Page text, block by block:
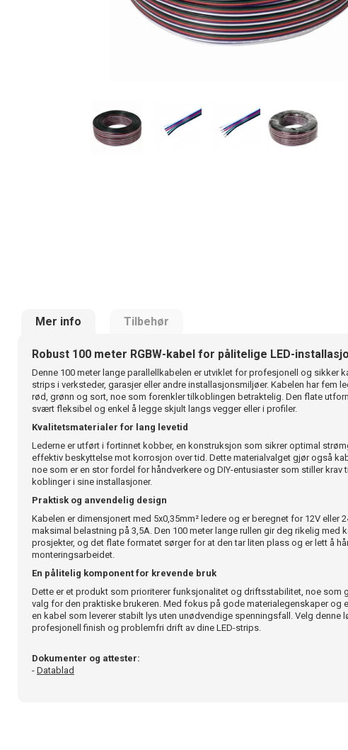
Mer info Tilbehør
Robust 100 meter RGBW-kabel for pålitelige LED-
Denne 100 meter lange parallellkabelen er utviklet for profesjonell og sikker
strips i verksteder, garasjer eller andre installasjonsmiljøer. Kabelen har fem
rød, grønn og sort, noe som forenkler tilkoblingen betraktelig. Den flate
svært fleksibel og enkel å legge skjult langs vegger eller i profiler.
Kvalitetsmaterialer for lang levetid
Lederne er utført i fortinnet kobber, en konstruksjon som sikrer optimal
effektiv beskyttelse mot korrosjon over tid. Dette materialvalget gjør også
noe som er en stor fordel for håndverkere og DIY-entusiaster som stiller krav
koblinger i sine installasjoner.
Praktisk og anvendelig design
Kabelen er dimensjonert med 5x0,35mm² ledere og er beregnet for 12V eller
maksimal belastning på 3,5A. Den 100 meter lange rullen gir deg rikelig med
prosjekter, og det flate formatet sørger for at den tar liten plass og er lett å
monteringsarbeidet.
En pålitelig komponent for krevende bruk
Dette er et produkt som prioriterer funksjonalitet og driftsstabilitet, noe som
valg for den praktiske brukeren. Med fokus på gode materialegenskaper og
en kabel som leverer stabilt lys uten unødvendige spenningsfall. Velg denne
profesjonell finish og problemfri drift av dine LED-strips.
Dokumenter og attester:
- Datablad